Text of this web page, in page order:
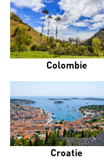
Colombie
Croatie